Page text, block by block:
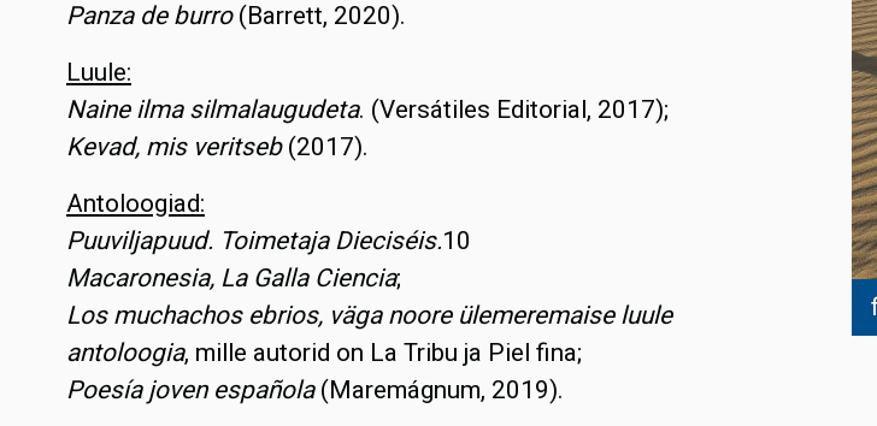
Panza de burro(Barrett, 2020).
Luule:
Naine ilma silmalaugudeta. (Versátiles Editorial, 2017);
Kevad, mis veritseb(2017).
Antoloogiad:
Puuviljapuud. Toimetaja Dieciséis.10
Macaronesia, La Galla Ciencia;
Los muchachos ebrios, väga noore ülemeremaise luule
antoloogia, mille autorid on La Tribu ja Piel fina;
Poesía joven española(Maremágnum, 2019).